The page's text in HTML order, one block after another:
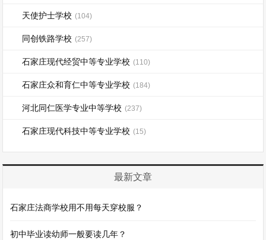
天使护士学校 (104)
同创铁路学校 (257)
石家庄现代经贸中等专业学校 (110)
石家庄众和育仁中等专业学校 (184)
河北同仁医学专业中等学校 (237)
石家庄现代科技中等专业学校 (15)
最新文章
石家庄法商学校用不用每天穿校服？
初中毕业读幼师一般要读几年？